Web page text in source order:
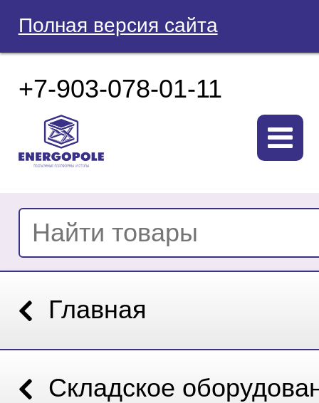
Полная версия сайта
+7-903-078-01-11
Главная
Складское